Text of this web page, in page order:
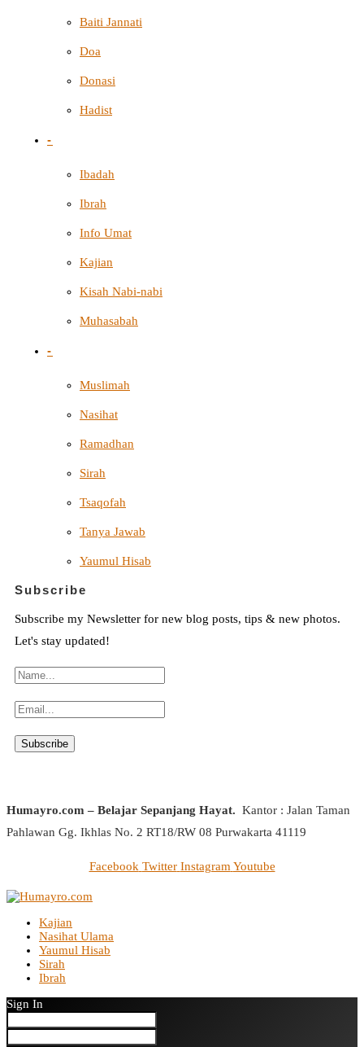
Baiti Jannati
Doa
Donasi
Hadist
-
Ibadah
Ibrah
Info Umat
Kajian
Kisah Nabi-nabi
Muhasabah
-
Muslimah
Nasihat
Ramadhan
Sirah
Tsaqofah
Tanya Jawab
Yaumul Hisab
Subscribe
Subscribe my Newsletter for new blog posts, tips & new photos.
Let's stay updated!
Humayro.com – Belajar Sepanjang Hayat. Kantor : Jalan Taman
Pahlawan Gg. Ikhlas No. 2 RT18/RW 08 Purwakarta 41119
Facebook Twitter Instagram Youtube
Kajian
Nasihat Ulama
Yaumul Hisab
Sirah
Ibrah
Sign In